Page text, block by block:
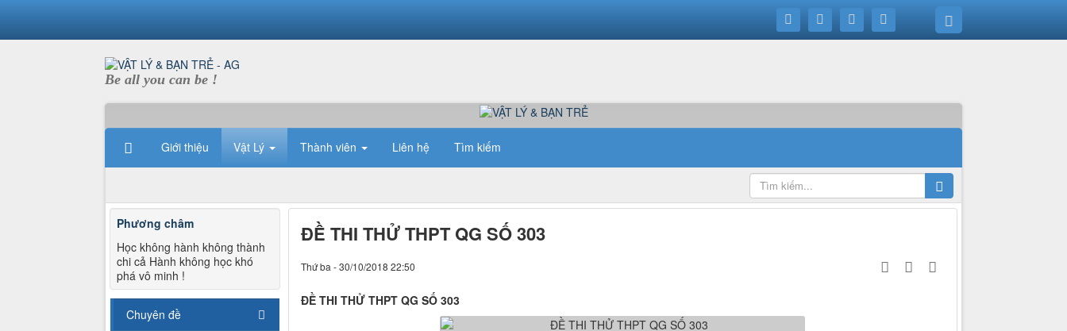
Be all you can be !
Giới thiệu Vật Lý Thành viên Liên hệ Tìm kiếm
ĐỀ THI THỬ THPT QG SỐ 303
Thứ ba - 30/10/2018 22:50
ĐỀ THI THỬ THPT QG SỐ 303
Phương châm
Học không hành không thành
chi cả Hành không học khó
phá vô minh !
Chuyên đề